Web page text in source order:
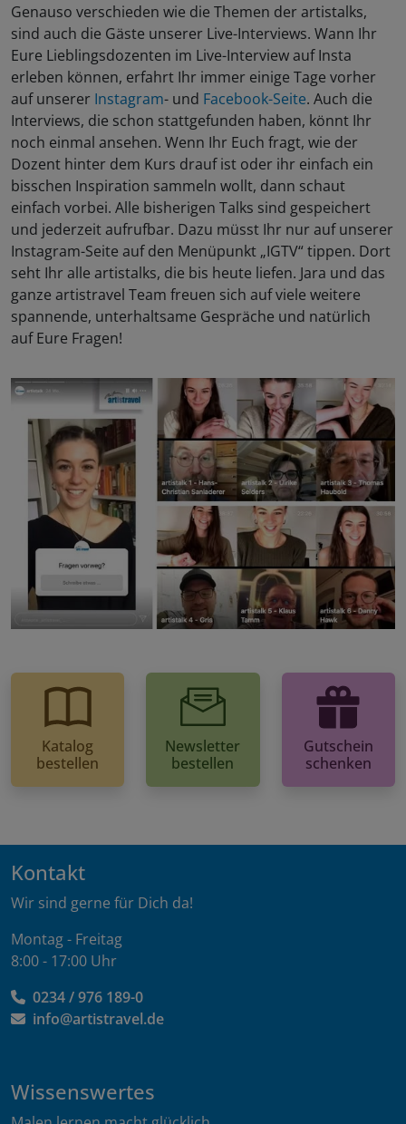
Genauso verschieden wie die Themen der artistalks,
sind auch die Gäste unserer Live-Interviews. Wann Ihr
Eure Lieblingsdozenten im Live-Interview auf Insta
erleben können, erfahrt Ihr immer einige Tage vorher
auf unserer Instagram- und Facebook-Seite. Auch die
Interviews, die schon stattgefunden haben, könnt Ihr
noch einmal ansehen. Wenn Ihr Euch fragt, wie der
Dozent hinter dem Kurs drauf ist oder ihr einfach ein
bisschen Inspiration sammeln wollt, dann schaut
einfach vorbei. Alle bisherigen Talks sind gespeichert
und jederzeit aufrufbar. Dazu müsst Ihr nur auf unserer
Instagram-Seite auf den Menüpunkt „IGTV“ tippen. Dort
seht Ihr alle artistalks, die bis heute liefen. Jara und das
ganze artistravel Team freuen sich auf viele weitere
spannende, unterhaltsame Gespräche und natürlich
auf Eure Fragen!
Katalog
bestellen
Newsletter
bestellen
Gutschein
schenken
Kontakt
Wir sind gerne für Dich da!
Montag - Freitag
8:00 - 17:00 Uhr
0234 / 976 189-0
info@artistravel.de
Wissenswertes